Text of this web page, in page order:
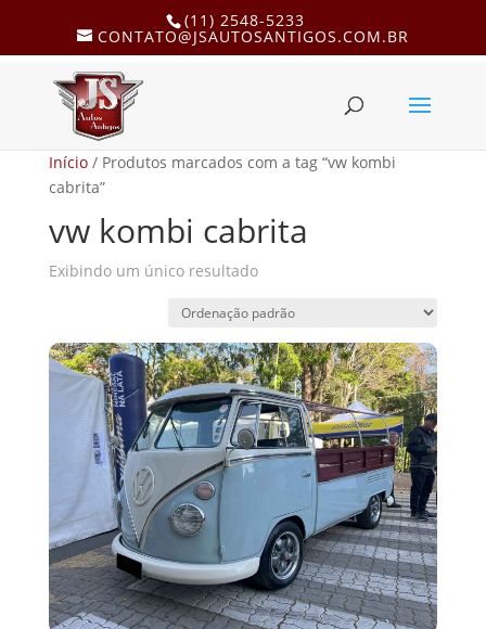
(11) 2548-5233
CONTATO@JSAUTOSANTIGOS.COM.BR
Início/ Produtos marcados com a tag “vw kombi
cabrita”
vw kombi cabrita
Exibindo um único resultado